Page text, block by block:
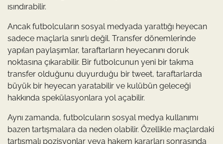
ısındırabilir.
Ancak futbolcuların sosyal medyada yarattığı heyecan
sadece maçlarla sınırlı değil. Transfer dönemlerinde
yapılan paylaşımlar, taraftarların heyecanını doruk
noktasına çıkarabilir. Bir futbolcunun yeni bir takıma
transfer olduğunu duyurduğu bir tweet, taraftarlarda
büyük bir heyecan yaratabilir ve kulübün geleceği
hakkında spekülasyonlara yol açabilir.
Aynı zamanda, futbolcuların sosyal medya kullanımı
bazen tartışmalara da neden olabilir. Özellikle maçlardaki
tartışmalı pozisyonlar veya hakem kararları sonrasında